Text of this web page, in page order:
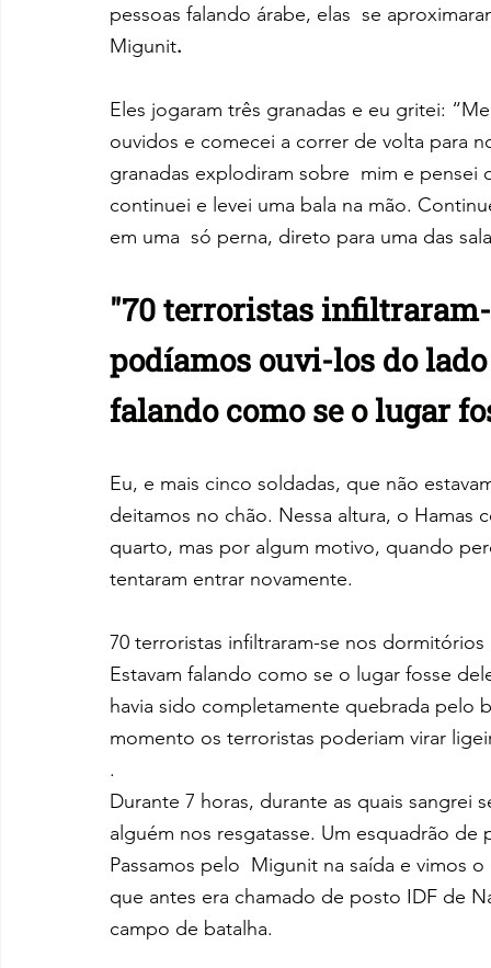
pessoas falando árabe, elas  se
Migunit.
Eles jogaram três granadas e eu gritei:
ouvidos e comecei a correr de volta para
granadas explodiram sobre  mim e pensei
continuei e levei uma bala na mão.
em uma  só perna, direto para uma das
"70 terroristas
podíamos ouvi-los do
falando como se o lugar
Eu, e mais cinco soldadas, que não
deitamos no chão. Nessa altura, o Hamas
quarto, mas por algum motivo, quando
tentaram entrar novamente.
70 terroristas infiltraram-se nos
Estavam falando como se o lugar fosse
havia sido completamente quebrada pelo
momento os terroristas poderiam virar
.
Durante 7 horas, durante as quais sangrei
alguém nos resgatasse. Um esquadrão
Passamos pelo  Migunit na saída e vimos
que antes era chamado de posto IDF de
campo de batalha.